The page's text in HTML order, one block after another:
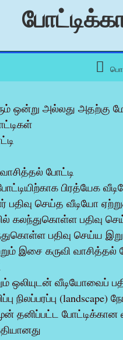
ஒன்று அல்லது அதற்கு
போட்டி
பிரத்யேக
பதிவு செய்த வீடியோ
கலந்துகொள்ள பதிவு
பதிவு செய்ய
இசை கருவி
ஒலியுடன் வீடியோவைப்
நிலப்பரப்பு
தனிப்பட்ட போட்டிக்கான